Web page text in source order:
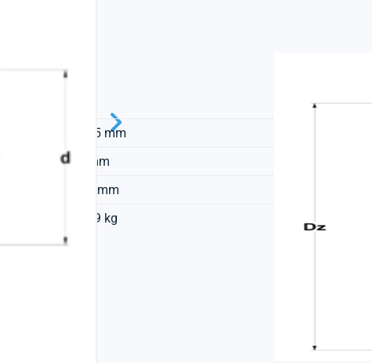
19,05 mm
54 mm
14,3 mm
0,029 kg